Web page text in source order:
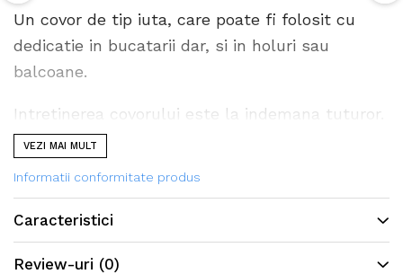
Un covor de tip iuta, care poate fi folosit cu
dedicatie in bucatarii dar, si in holuri sau
balcoane.
Intretinerea covorului este la indemana tuturor.
Se curata foarte usor cu aspiratorul sau
VEZI MAI MULT
Informatii conformitate produs
Caracteristici
Review-uri (0)